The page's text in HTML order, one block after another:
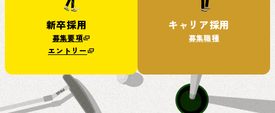
新卒採用
募集要項
エントリー
キャリア採用
募集職種